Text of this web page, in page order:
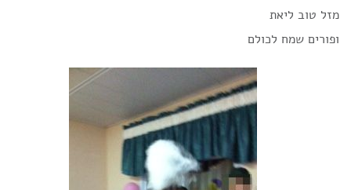
מזל טוב ליאת
ופורים שמח לכולם